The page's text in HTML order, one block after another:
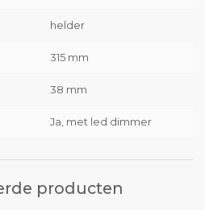
helder
315 mm
38 mm
Ja, met led dimmer
producten